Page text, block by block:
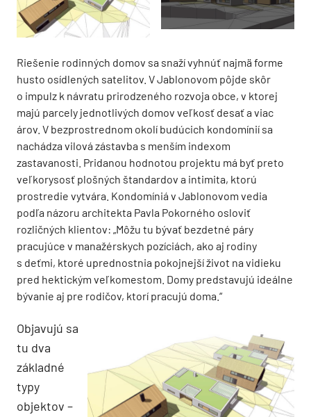
Riešenie rodinných domov sa snaží vyhnúť najmä forme
husto osídlených satelitov. V Jablonovom pôjde skôr
o impulz k návratu prirodzeného rozvoja obce, v ktorej
majú parcely jednotlivých domov veľkosť desať a viac
árov. V bezprostrednom okolí budúcich kondomínií sa
nachádza vilová zástavba s menším indexom
zastavanosti. Pridanou hodnotou projektu má byť preto
veľkorysosť plošných štandardov a intimita, ktorú
prostredie vytvára. Kondomíniá v Jablonovom vedia
podľa názoru architekta Pavla Pokorného osloviť
rozličných klientov: „Môžu tu bývať bezdetné páry
pracujúce v manažérskych pozíciách, ako aj rodiny
s deťmi, ktoré uprednostnia pokojnejší život na vidieku
pred hektickým veľkomestom. Domy predstavujú ideálne
bývanie aj pre rodičov, ktorí pracujú doma.“
Objavujú sa
tu dva
základné
typy
objektov –